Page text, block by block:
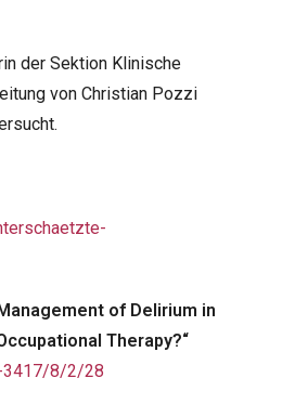
der Sektion Klinische
von Christian Pozzi
of Delirium in
Therapy?“
3417/8/2/28